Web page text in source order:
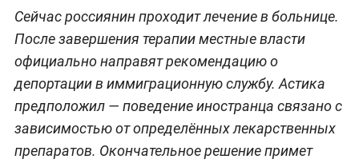
Сейчас россиянин проходит лечение в больнице.
После завершения терапии местные власти
официально направят рекомендацию о
депортации в иммиграционную службу. Астика
предположил — поведение иностранца связано с
зависимостью от определённых лекарственных
препаратов. Окончательное решение примет